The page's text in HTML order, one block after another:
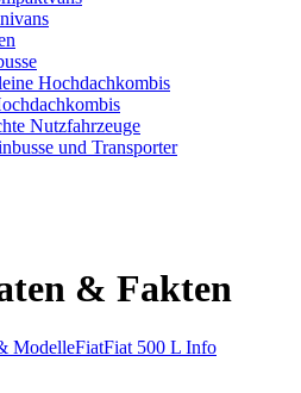
Hochdachkombis
Nutzfahrzeuge
und Transporter
& Fakten
ModelleFiatFiat 500 L Info